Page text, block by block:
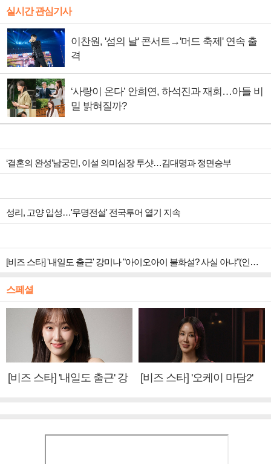
실시간 관심기사
이찬원, '섬의 날' 콘서트→'머드 축제' 연속 출
격
‘사랑이 온다’ 안희연, 하석진과 재회…아들 비
밀 밝혀질까?
‘결혼의 완성’남궁민, 이설 의미심장 투샷…김대명과 정면승부
성리, 고양 입성…'무명전설' 전국투어 열기 지속
[비즈 스타] '내일도 출근' 강미나 "아이오아이 불화설? 사실 아냐"(인터뷰)
스페셜
[비즈 스타] '내일도 출근' 강
[비즈 스타] '오케이 마담2'